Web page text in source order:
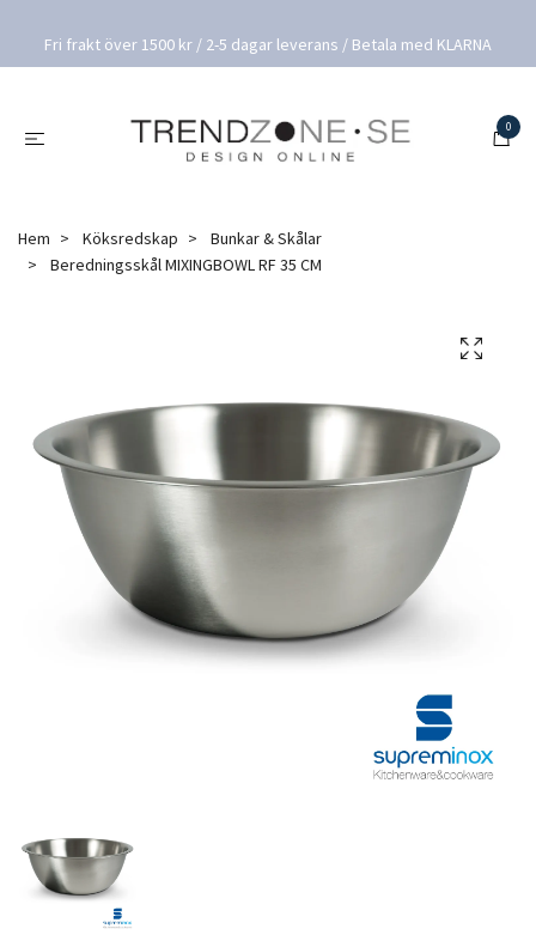
Fri frakt över 1500 kr / 2-5 dagar leverans / Betala med KLARNA
0
Hem Köksredskap
Bunkar & Skålar
Beredningsskål MIXINGBOWL RF 35 CM